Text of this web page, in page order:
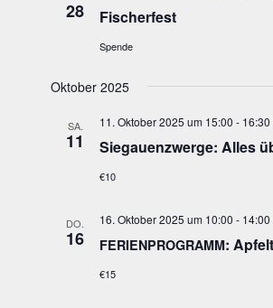
28 Fischer­fest
Spende
Oktober 2025
SA.
11 Sie­gau­enzwer­ge: Alles
11. Oktober 2025 um 15:00 - 16:30
€10
DO.
16 FERIENPROGRAMM:
16. Oktober 2025 um 10:00 - 14:00
€15